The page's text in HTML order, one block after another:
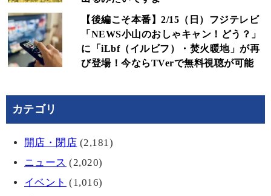
【後編こそ本番】2/15（日）フジテレビ
「NEWS小山のおしゃキャン！どう？」
に「iLbf（イルビフ）・焚火暖地」が再
び登場！今ならTVerで無料視聴が可能
カテゴリ
開店・閉店 (2,181)
ニュース (2,020)
イベント (1,016)